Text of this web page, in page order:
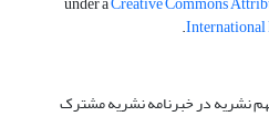
.
نشریه در خبرنامه نشریه مشترک